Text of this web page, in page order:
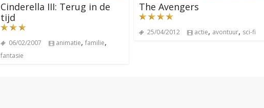
Cinderella III: Terug in de
tijd
06/02/2007 animatie, familie,
fantasie
The Avengers
25/04/2012 actie, avontuur, sci-fi